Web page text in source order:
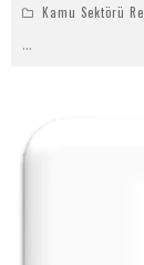
Kamu Sektörü
...